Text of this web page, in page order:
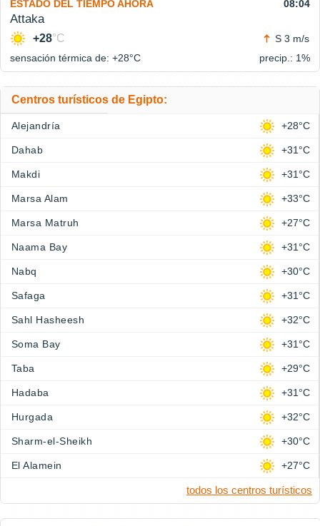
ESTADO DEL TIEMPO AHORA 08:04
Attaka
+28°C
S 3 m/s
sensación térmica de: +28°C precip.: 1%
Centros turísticos de Egipto:
Alejandría +28°C
Dahab +31°C
Makdi +31°C
Marsa Alam +33°C
Marsa Matruh +27°C
Naama Bay +31°C
Nabq +30°C
Safaga +31°C
Sahl Hasheesh +32°C
Soma Bay +31°C
Taba +29°C
Hadaba +31°C
Hurgada +32°C
Sharm-el-Sheikh +30°C
El Alamein +27°C
todos los centros turísticos